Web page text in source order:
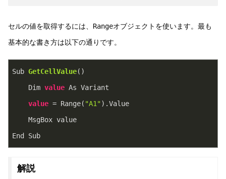
セルの値を取得するには、 Rangeオブジェクトを使います。最も
基本的な書き方は以下の通りです。
Sub GetCellValue( )
    Dim
value As Variant
value = Range( "A1").Value
    MsgBox value
End Sub
解説